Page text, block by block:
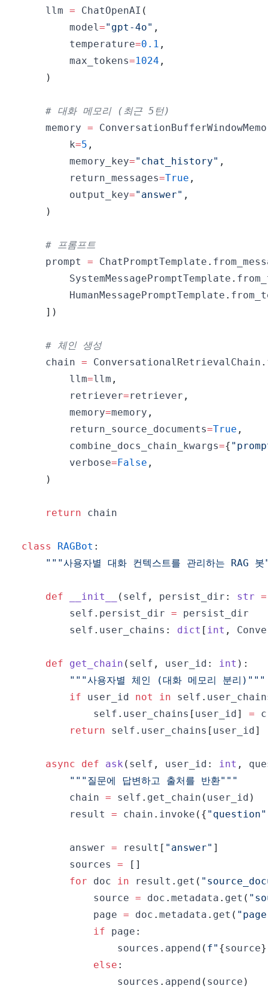
    llm
= ChatOpenAI (
        model
="gpt-4o" ,
        temperature
=0.1 ,
        max_tokens
=1024 ,
)
# 대화 메모리 (최근 5턴)
    memory
=
        k
=5 ,
        memory_key
="chat_history" ,
        return_messages
=True ,
        output_key
="answer" ,
)
# 프롬프트
    prompt
= ChatPromptTemplate .
        SystemMessagePromptTemplate
.
        HumanMessagePromptTemplate
.
] )
# 체인 생성
    chain
= ConversationalRetrievalChain .
        llm
=llm ,
        retriever
=retriever ,
        memory
=memory ,
        return_source_documents
=True ,
        combine_docs_chain_kwargs
={
        verbose
=False ,
)
return
class RAGBot :
"""사용자별 대화 컨텍스트를 관리하는 RAG
def __init__ ( self , persist_dir : str =
        self
. persist_dir =
        self
. user_chains : dict [ int ,
def get_chain ( self , user_id : int ) :
"""사용자별 체인 (대화 메모리 분리)"""
if user_id not in self .
            self
. user_chains [ user_id] =
return self . user_chains [ user_id]
async def ask ( self , user_id : int ,
"""질문에 답변하고 출처를 반환"""
        chain
= self . get_chain ( user_id )
        result
= chain . invoke ( { "question"
        answer
= result [ "answer" ]
        sources
= [ ]
for doc in result . get (
            source
= doc . metadata . get (
            page
= doc . metadata . get (
if page :
                sources
. append ( f" {source}
else :
                sources
. append ( source )